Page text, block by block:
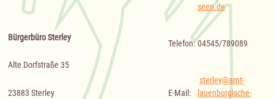
seen.de
Bürgerbüro Sterley
Telefon: 04545/789089
Alte Dorfstraße 35
23883 Sterley E-Mail:
sterley@amt-
lauenburgische-